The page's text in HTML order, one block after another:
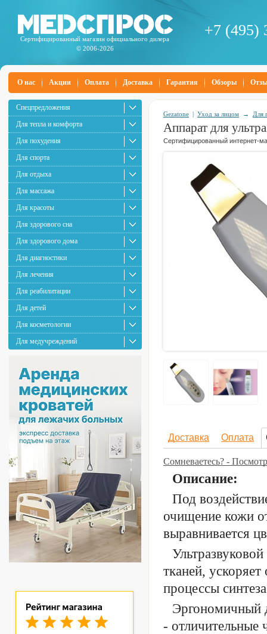
Сертифицированный магазин официального дилера
© 2006-2026
+7 (495)
О нас Акции Оплата Доставка Гарантия Обзоры
Спецпредложения
Для тепла и комфорта
Для похудения
Для спорта
Для отдыха
Для массажа
Для красоты
Для здорового сна
Для здорового дома
Для диагностики
Для лечения
Для реабилитации
Для детей
Для косметологии
Для медучреждений
Gezatone | Уход за лицом → Для
Аппарат для
Сертифицированный интернет-
Доставка Оплата
Сомневаетесь? -
Описание:
Под
очищение кожи
выравнивается
тканей,
процессы
Эргономичный
- отличительные